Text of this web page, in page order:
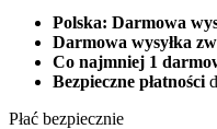
Polska: Darmowa
Darmowa wysyłka
Co najmniej 1
Bezpieczne płatności
Płać bezpiecznie